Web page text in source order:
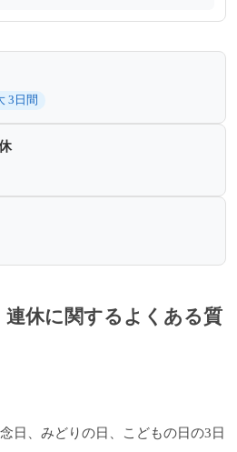
3日間
連休に関するよくある質
日、みどりの日、こどもの日の3日